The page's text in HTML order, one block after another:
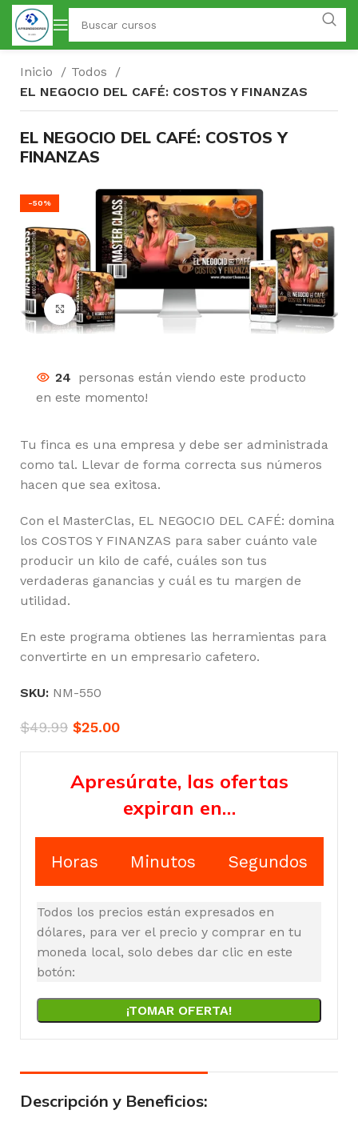
Inicio
Todos
EL NEGOCIO DEL CAFÉ: COSTOS Y FINANZAS
EL NEGOCIO DEL CAFÉ: COSTOS Y
FINANZAS
-50%
Click para agrandar
24 personas están viendo este producto
en este momento!
Tu finca es una empresa y debe ser administrada
como tal. Llevar de forma correcta sus números
hacen que sea exitosa.
Con el MasterClas, EL NEGOCIO DEL CAFÉ: domina
los COSTOS Y FINANZAS para saber cuánto vale
producir un kilo de café, cuáles son tus
verdaderas ganancias y cuál es tu margen de
utilidad.
En este programa obtienes las herramientas para
convertirte en un empresario cafetero.
SKU: NM-550
$49.99 $25.00
Apresúrate, las ofertas
expiran en…
Horas Minutos Segundos
Todos los precios están expresados en
dólares, para ver el precio y comprar en tu
moneda local, solo debes dar clic en este
botón:
¡TOMAR OFERTA!
Descripción y Beneficios: